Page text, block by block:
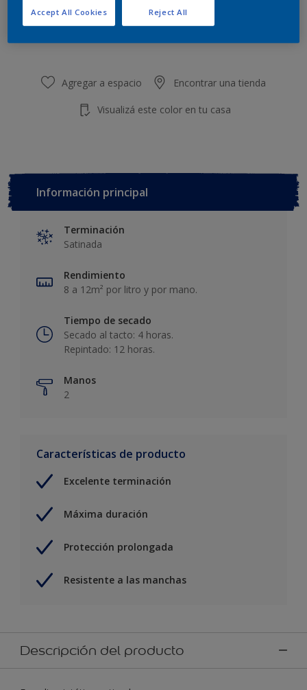
3,6 L
Agregar a la lista de deseos
Agregar a espacio Encontrar una tienda
Visualizá este color en tu casa
Información principal
Terminación
Satinada
Rendimiento
8 a 12m² por litro y por mano.
Tiempo de secado
Secado al tacto: 4 horas.
Repintado: 12 horas.
Manos
2
Características de producto
Excelente terminación
Máxima duración
Protección prolongada
Resistente a las manchas
Descripción del producto
Reject All
Accept All Cookies